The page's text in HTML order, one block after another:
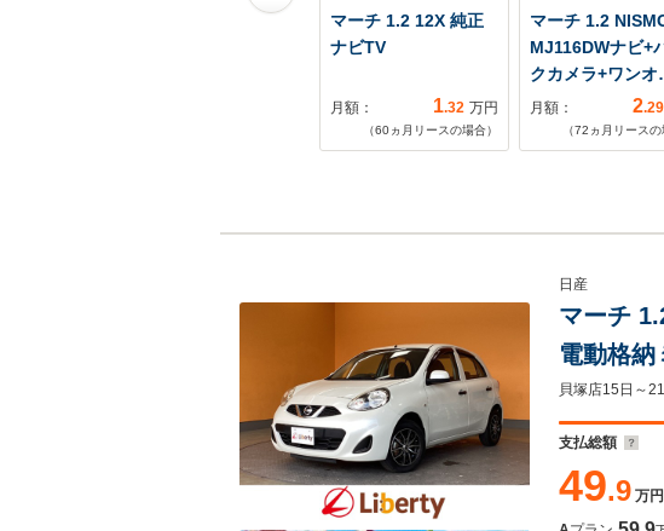
マーチ 1.2 12X 純正
ナビTV
月額： 1.32 万円
（60ヵ月リースの場合）
マーチ 1.2
MJ116DWナビ+
クカメラ+ワン
月額： 2.29
（72 ヵ月リースの
日産
マーチ
電動格
支払総額
49.9 万円